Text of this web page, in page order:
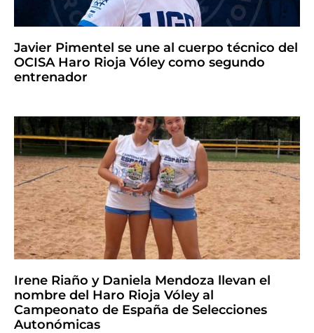
Javier Pimentel se une al cuerpo técnico del
OCISA Haro Rioja Vóley como segundo
entrenador
Irene Riaño y Daniela Mendoza llevan el
nombre del Haro Rioja Vóley al
Campeonato de España de Selecciones
Autonómicas